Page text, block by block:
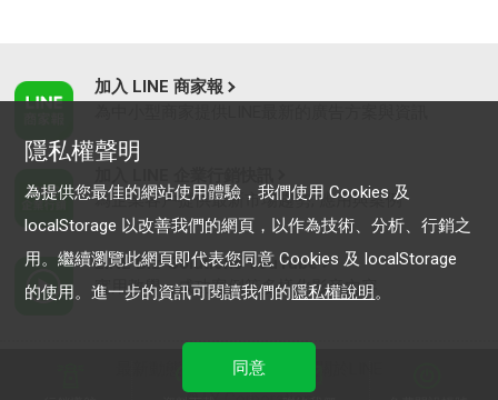
加入 LINE 商家報
為企業客戶提供最新市場趨勢, 應用與案例
LINE Biz-Solutions YouTube
實用教學、成功案例等多樣化影音內容
服務條款
隱私權聲明
為提供您最佳的網站使用體驗，我們使用 Cookies 及
localStorage 以改善我們的網頁，以作為技術、分析、行銷之
用。繼續瀏覽此網頁即代表您同意 Cookies 及 localStorage
的使用。進一步的資訊可閱讀我們的隱私權說明。
同意